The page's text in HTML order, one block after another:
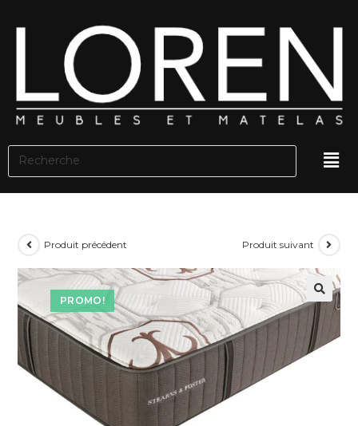
PROMO!
Produit précédent Produit suivant
🔍